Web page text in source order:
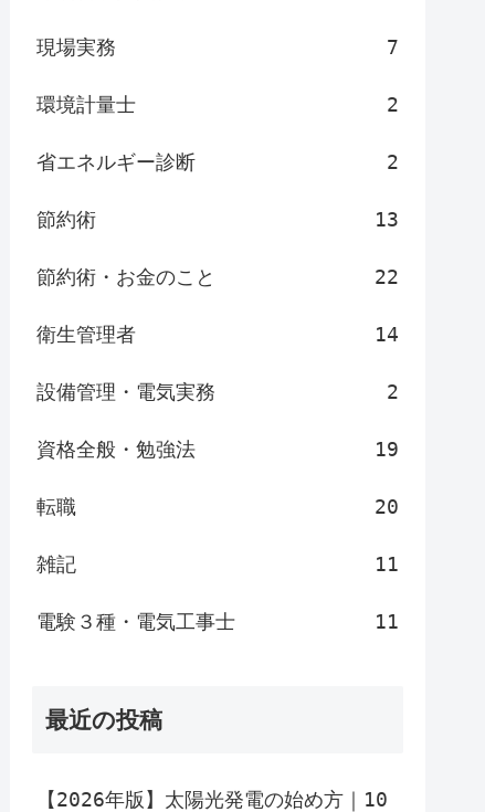
現場実務 7
環境計量士 2
省エネルギー診断 2
節約術 13
節約術・お金のこと 22
衛生管理者 14
設備管理・電気実務 2
資格全般・勉強法 19
転職 20
雑記 11
電験３種・電気工事士 11
最近の投稿
【2026年版】太陽光発電の始め方｜10